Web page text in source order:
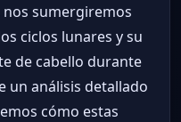
nos sumergiremos
ciclos lunares y su
de cabello durante
un análisis detallado
cómo estas